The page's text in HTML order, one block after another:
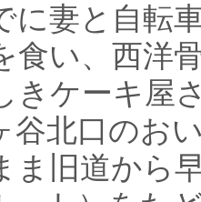
に妻と自転
食い、西洋
きケーキ屋
谷北口のお
ま旧道から